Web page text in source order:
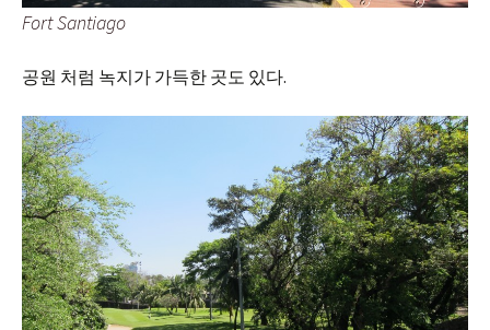
Fort Santiago
공원 처럼 녹지가 가득한 곳도 있다.